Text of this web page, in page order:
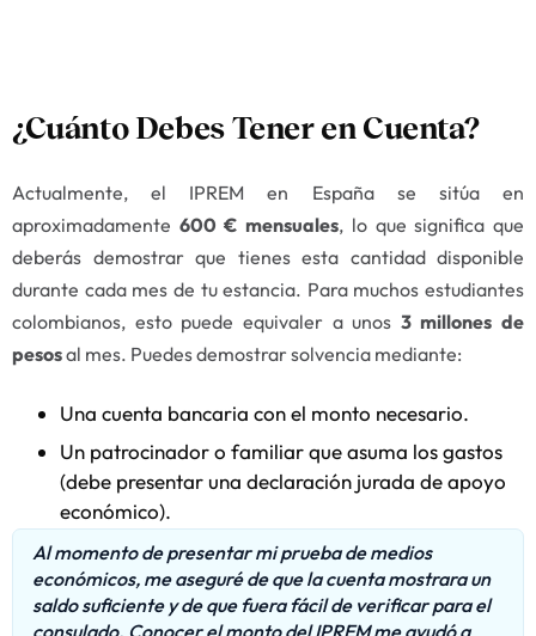
¿Cuánto Debes Tener en Cuenta?
Actualmente, el IPREM en España se sitúa en
aproximadamente 600 € mensuales, lo que significa que
deberás demostrar que tienes esta cantidad disponible
durante cada mes de tu estancia. Para muchos estudiantes
colombianos, esto puede equivaler a unos 3 millones de
pesosal mes. Puedes demostrar solvencia mediante:
Una cuenta bancaria con el monto necesario.
Un patrocinador o familiar que asuma los gastos
(debe presentar una declaración jurada de apoyo
económico).
Al momento de presentar mi prueba de medios
económicos, me aseguré de que la cuenta mostrara un
saldo suficiente y de que fuera fácil de verificar para el